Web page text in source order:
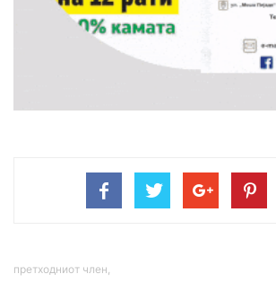
претходниот член,